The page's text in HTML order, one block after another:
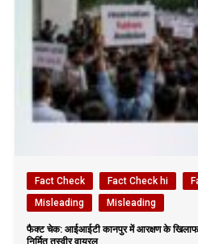
Fact Check Fact Check hi
Misleading
Misleading
फैक्ट चेक: आईआईटी कानपुर में आरक्षण के खिलाफ